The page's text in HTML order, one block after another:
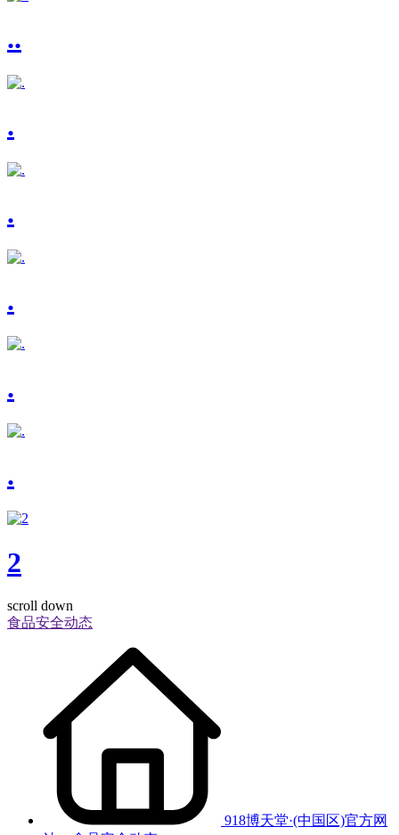
..
.
.
.
.
.
2
scroll down
食品安全动态
918博天堂·(中国区)官方网